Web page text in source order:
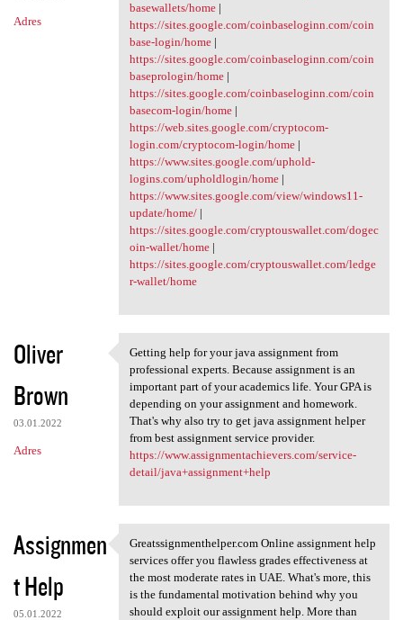
Adres
basewallets/home|
https://sites.google.com/coinbaseloginn.com/coin
base-login/home|
https://sites.google.com/coinbaseloginn.com/coin
baseprologin/home|
https://sites.google.com/coinbaseloginn.com/coin
basecom-login/home|
https://web.sites.google.com/cryptocom-
login.com/cryptocom-login/home|
https://www.sites.google.com/uphold-
logins.com/upholdlogin/home|
https://www.sites.google.com/view/windows11-
update/home/|
https://sites.google.com/cryptouswallet.com/dogec
oin-wallet/home|
https://sites.google.com/cryptouswallet.com/ledge
r-wallet/home
Oliver
Brown
03.01.2022
Adres
Getting help for your java
Getting help for your java assignment from
professional experts. Because assignment is an
important part of your academics life. Your GPA is
depending on your assignment and homework.
That's why also try to get java assignment helper
from best assignment service provider.
https://www.assignmentachievers.com/service-
detail/java+assignment+help
Assignmen
t Help
05.01.2022
Greatssignmenthelper.com
Greatssignmenthelper.com Online assignment help
services offer you flawless grades effectiveness at
the most moderate rates in UAE. What's more, this
is the fundamental motivation behind why you
should exploit our assignment help. More than